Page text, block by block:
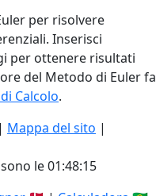
per risolvere
Inserisci
per ottenere risultati
del Metodo di Euler fa
Calcolo.
| Mappa del sito |
le 01:48:16